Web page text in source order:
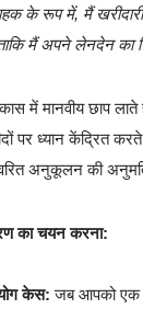
के रूप में, मैं
ताकि मैं अपने लेनदेन का
में मानवीय छाप
पर ध्यान केंद्रित
अनुकूलन की
का चयन करना:
केस: जब आपको एक